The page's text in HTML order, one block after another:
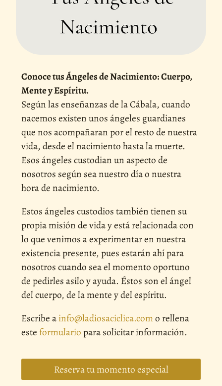
Conoce tus Ángeles de Nacimiento: Cuerpo,
Mente y Espíritu.
Según las enseñanzas de la Cábala, cuando
nacemos existen unos ángeles guardianes
que nos acompañaran por el resto de nuestra
vida, desde el nacimiento hasta la muerte.
Esos ángeles custodian un aspecto de
nosotros según sea nuestro día o nuestra
hora de nacimiento.
Estos ángeles custodios también tienen su
propia misión de vida y está relacionada con
lo que venimos a experimentar en nuestra
existencia presente, pues estarán ahí para
nosotros cuando sea el momento oportuno
de pedirles asilo y ayuda. Éstos son el ángel
del cuerpo, de la mente y del espíritu.
Escribe ainfo@ladiosaciclica.como rellena
este formulario para solicitar información.
Reserva tu momento especial